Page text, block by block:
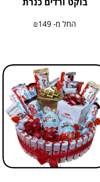
החל מ- ₪149